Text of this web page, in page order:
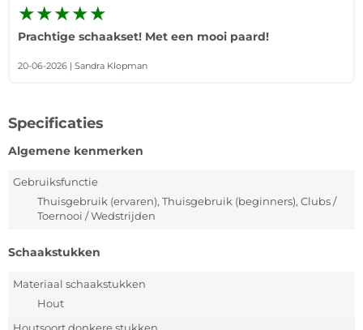
★★★★★
Prachtige schaakset! Met een mooi paard!
20-06-2026 | Sandra Klopman
Specificaties
Algemene kenmerken
Gebruiksfunctie
Thuisgebruik (ervaren), Thuisgebruik (beginners), Clubs /
Toernooi / Wedstrijden
Schaakstukken
Materiaal schaakstukken
Hout